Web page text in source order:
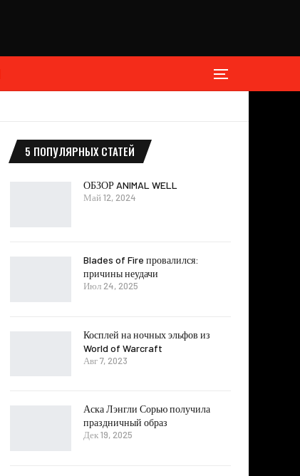
5 ПОПУЛЯРНЫХ СТАТЕЙ
ОБЗОР ANIMAL WELL
Май 12, 2024
Blades of Fire провалился:
причины неудачи
Июл 24, 2025
Косплей на ночных эльфов из
World of Warcraft
Авг 7, 2023
Аска Лэнгли Сорью получила
праздничный образ
Дек 19, 2025